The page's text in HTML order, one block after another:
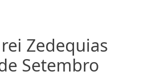
Zedequias
Setembro